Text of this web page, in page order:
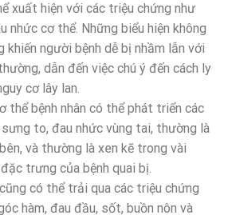
xuất hiện với các triệu chứng như
nhức cơ thể. Những biểu hiện không
người bệnh dễ bị nhầm lẫn với
dẫn đến việc chú ý đến cách ly
cơ lây lan.
thể bệnh nhân có thể phát triển các
to, đau nhức vùng tai, thường là
và thường là xen kẽ trong vài
trưng của bệnh quai bị.
có thể trải qua các triệu chứng
hàm, đau đầu, sốt, buồn nôn và